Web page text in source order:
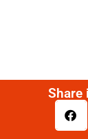
Share